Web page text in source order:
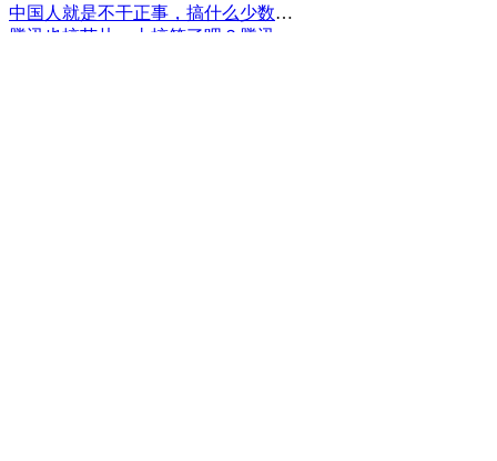
中国人就是不干正事，搞什么少数民族语言，把libreoffice加上系列码，都是找骂的事，就是不干正事。